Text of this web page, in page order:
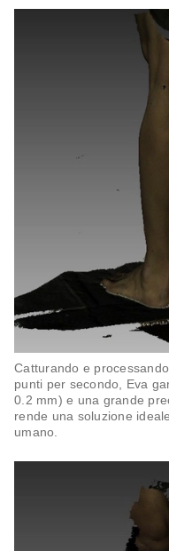
Catturando e
punti per secondo, Eva
0.2 mm) e una grande
rende una soluzione
umano.​